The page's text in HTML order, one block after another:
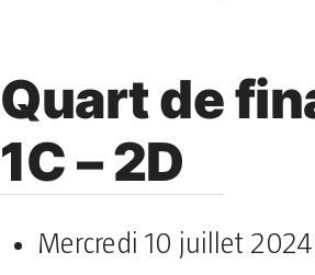
Quart de
1C – 2D
Mercredi 10 juillet